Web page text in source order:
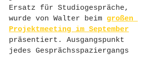
Ersatz für Studiogespräche,
wurde von Walter beim großen
Projektmeeting im September
präsentiert. Ausgangspunkt
jedes Gesprächsspaziergangs